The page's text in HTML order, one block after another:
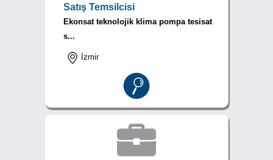
Satış Temsilcisi
Ekonsat teknolojik klima pompa tesisat
s...
İzmir